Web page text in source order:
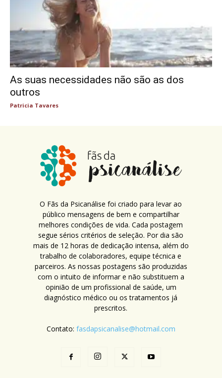
As suas necessidades não são as dos
outros
Patricia Tavares
O Fãs da Psicanálise foi criado para levar ao
público mensagens de bem e compartilhar
melhores condições de vida. Cada postagem
segue sérios critérios de seleção. Por dia são
mais de 12 horas de dedicação intensa, além do
trabalho de colaboradores, equipe técnica e
parceiros. As nossas postagens são produzidas
com o intuito de informar e não substituem a
opinião de um profissional de saúde, um
diagnóstico médico ou os tratamentos já
prescritos.
Contato: fasdapsicanalise@hotmail.com